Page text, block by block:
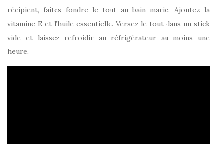
récipient, faites fondre le tout au bain marie. Ajoutez la
vitamine E et l’huile essentielle. Versez le tout dans un stick
vide et laissez refroidir au réfrigérateur au moins une
heure.